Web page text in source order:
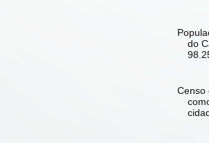
do
Censo